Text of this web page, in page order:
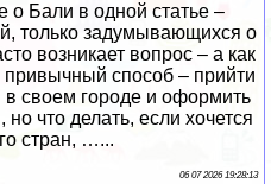
о Бали в одной статье –
только задумывающихся о
возникает вопрос – а как
способ – прийти
в своем городе и оформить
что делать, если хочется
стран, …...
06 07 2026 19:28:13